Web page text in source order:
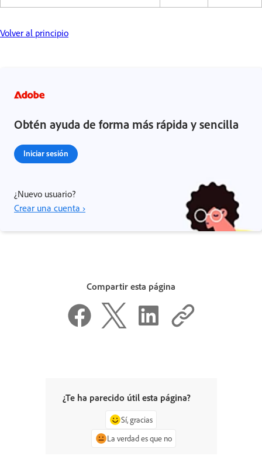
Volver al principio
Obtén ayuda de forma más rápida y sencilla
Iniciar sesión
¿Nuevo usuario?
Crear una cuenta ›
Compartir esta página
¿Te ha parecido útil esta página?
Sí, gracias
La verdad es que no